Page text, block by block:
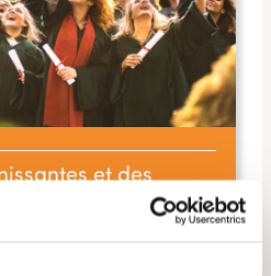
et des
société québécoise avec des